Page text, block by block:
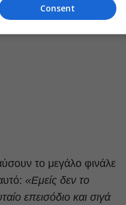
το μεγάλο φινάλε
«Εμείς δεν το
επεισόδιο και σιγά
Consent